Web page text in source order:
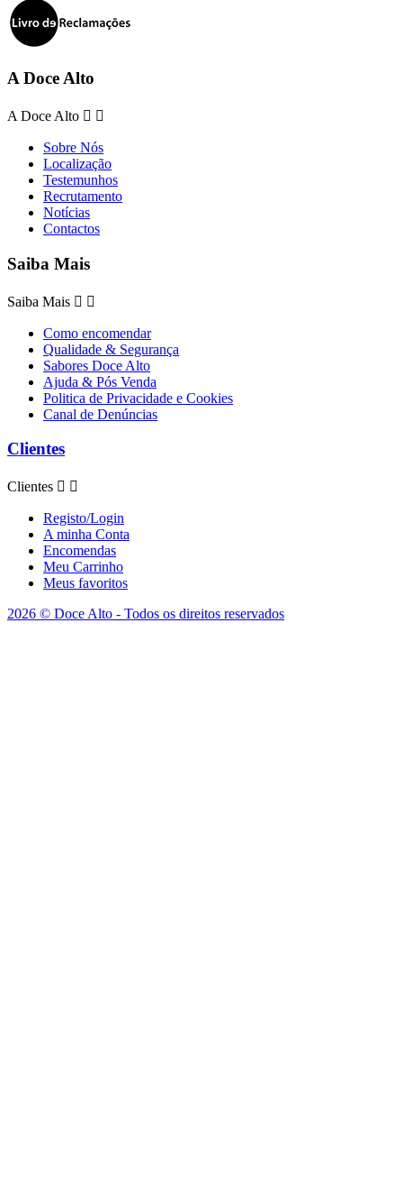
A Doce Alto
A Doce Alto  
Sobre Nós
Localização
Testemunhos
Recrutamento
Notícias
Contactos
Saiba Mais
Saiba Mais  
Como encomendar
Qualidade & Segurança
Sabores Doce Alto
Ajuda & Pós Venda
Politica de Privacidade e Cookies
Canal de Denúncias
Clientes
Clientes  
Registo/Login
A minha Conta
Encomendas
Meu Carrinho
Meus favoritos
2026 © Doce Alto - Todos os direitos reservados